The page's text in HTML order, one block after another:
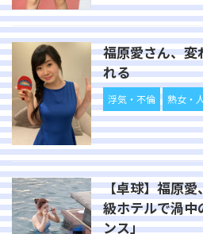
福原愛さん、変
れる
浮気・不倫 熟女・
【卓球】福原愛
級ホテルで渦中
ンス」